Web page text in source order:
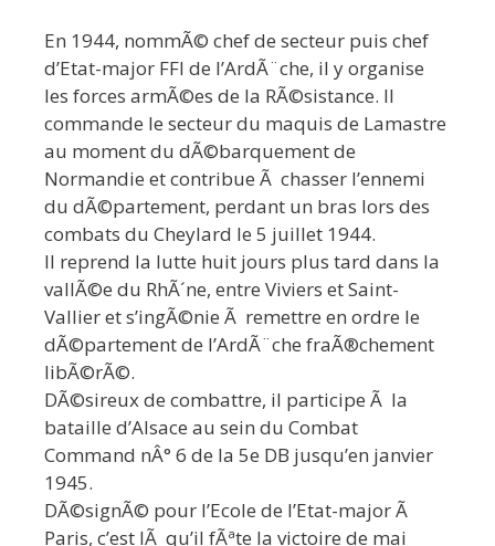
En 1944, nommÃ© chef de secteur puis chef
d’Etat-major FFI de l’ArdÃ¨che, il y organise
les forces armÃ©es de la RÃ©sistance. Il
commande le secteur du maquis de Lamastre
au moment du dÃ©barquement de
Normandie et contribue Ã chasser l’ennemi
du dÃ©partement, perdant un bras lors des
combats du Cheylard le 5 juillet 1944.
Il reprend la lutte huit jours plus tard dans la
vallÃ©e du RhÃ´ne, entre Viviers et Saint-
Vallier et s’ingÃ©nie Ã remettre en ordre le
dÃ©partement de l’ArdÃ¨che fraÃ®chement
libÃ©rÃ©.
DÃ©sireux de combattre, il participe Ã la
bataille d’Alsace au sein du Combat
Command nÂ° 6 de la 5e DB jusqu’en janvier
1945.
DÃ©signÃ© pour l’Ecole de l’Etat-major Ã
Paris, c’est lÃ qu’il fÃªte la victoire de mai